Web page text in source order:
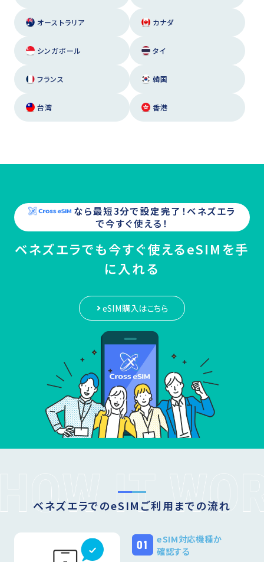
オーストラリア カナダ
シンガポール タイ
フランス 韓国
台湾 香港
なら最短3分で設定完了！ベネズエラ
で今すぐ使える！
ベネズエラでも今すぐ使えるeSIMを手
に入れる
eSIM購入はこちら
ベネズエラでのeSIMご利用までの流れ
01
eSIM対応機種か
確認する